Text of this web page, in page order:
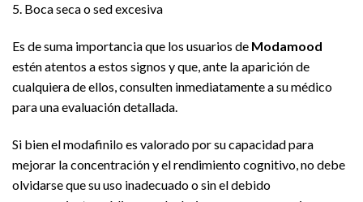
5. Boca seca o sed excesiva
Es de suma importancia que los usuarios de Modamood
estén atentos a estos signos y que, ante la aparición de
cualquiera de ellos, consulten inmediatamente a su médico
para una evaluación detallada.
Si bien el modafinilo es valorado por su capacidad para
mejorar la concentración y el rendimiento cognitivo, no debe
olvidarse que su uso inadecuado o sin el debido